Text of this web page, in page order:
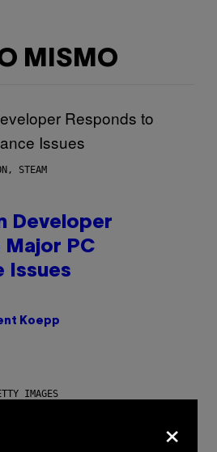
MISMO
STEAM
Developer
Major PC
Issues
Koepp
IMAGES
Traced the ×